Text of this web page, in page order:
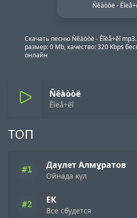
ТОП
#1 Даулет Алмұратов
Ойнада күл
#2 ЕК
Все сбудется
Ñêàòòë -
Скачать песню Ñêàòòë - Êîëå÷êî
размер: 0 Mb, качество: 320 Kbps
онлайн
Ñêàòòë
Êîëå÷êî